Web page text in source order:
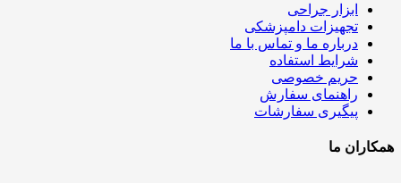
ابزار جراحی
تجهیزات دامپزشکی
درباره ما و تماس با ما
شرایط استفاده
حریم خصوصی
راهنمای سفارش
پیگیری سفارشات
همکاران ما